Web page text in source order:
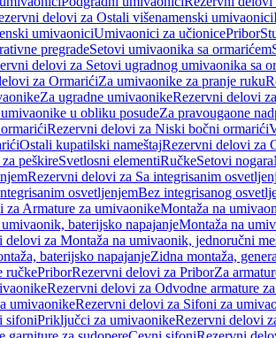
delovi za Ostali višenamenski umivaonici
umivaoniciUmivaonici za učionicePribor
pregradeSetovi umivaonika sa ormarićem
delovi za Setovi ugradnog umivaonika sa
za OrmarićiZa umivaonike za pranje ruku
Za ugradne umivaonikeRezervni delovi
u obliku posudeZa pravougaone
Rezervni delovi za Niski bočni ormarići
Ostali kupatilski nameštajRezervni delovi za
peškireSvetlosni elementiRučkeSetovi nogara
Rezervni delovi za Sa integrisanim
osvetljenjemBez integrisanog
za Armature za umivaonikeMontaža na
baterijsko napajanjeMontaža na
delovi za Montaža na umivaonik, jednoručni
baterijsko napajanjeZidna montaža,
ručkePriborRezervni delovi za PriborZa
Rezervni delovi za Odvodne armature
umivaonikeRezervni delovi za Sifoni za
sifoniPriključci za umivaonikeRezervni delovi